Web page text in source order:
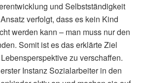
und Selbstständigkeit
verfolgt, dass es kein Kind
werden kann – man muss nur den
Somit ist es das erklärte Ziel
zu verschaffen.
Instanz Sozialarbeiter in den